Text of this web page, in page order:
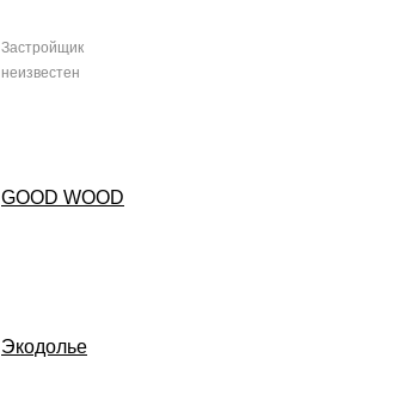
Застройщик
неизвестен
GOOD WOOD
Экодолье